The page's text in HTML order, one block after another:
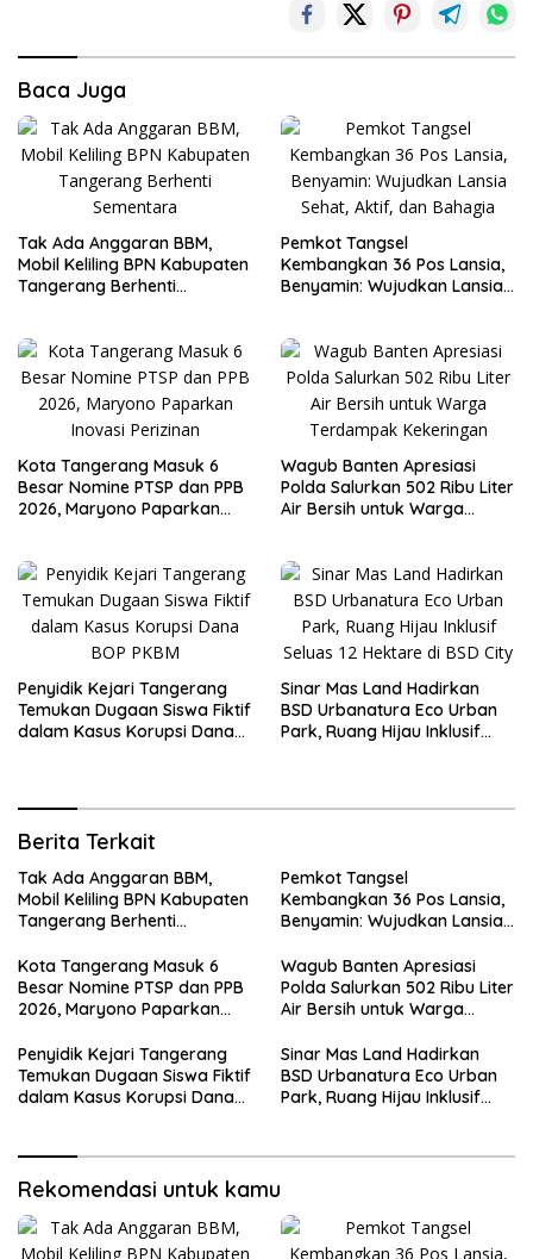
Baca Juga
Tak Ada Anggaran BBM,
Mobil Keliling BPN Kabupaten
Tangerang Berhenti
Pemkot Tangsel
Kembangkan 36 Pos Lansia,
Benyamin: Wujudkan Lansia
Kota Tangerang Masuk 6
Besar Nomine PTSP dan PPB
2026, Maryono Paparkan
Wagub Banten Apresiasi
Polda Salurkan 502 Ribu Liter
Air Bersih untuk Warga
Penyidik Kejari Tangerang
Temukan Dugaan Siswa Fiktif
dalam Kasus Korupsi Dana
Sinar Mas Land Hadirkan
BSD Urbanatura Eco Urban
Park, Ruang Hijau Inklusif
Berita Terkait
Tak Ada Anggaran BBM,
Mobil Keliling BPN Kabupaten
Tangerang Berhenti
Pemkot Tangsel
Kembangkan 36 Pos Lansia,
Benyamin: Wujudkan Lansia
Kota Tangerang Masuk 6
Besar Nomine PTSP dan PPB
2026, Maryono Paparkan
Wagub Banten Apresiasi
Polda Salurkan 502 Ribu Liter
Air Bersih untuk Warga
Penyidik Kejari Tangerang
Temukan Dugaan Siswa Fiktif
dalam Kasus Korupsi Dana
Sinar Mas Land Hadirkan
BSD Urbanatura Eco Urban
Park, Ruang Hijau Inklusif
Rekomendasi untuk kamu